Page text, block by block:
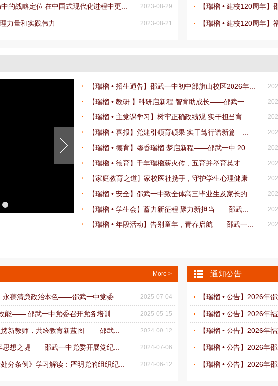
的战略定位 在中国式现代化进程中更... 2023-08-29
力量和实践伟力 2023-08-21
【瑞榴 • 建校120周年
【瑞榴 • 建校120周年
【瑞榴 • 招生通告】邵武一中初中部旗山校区2026年...
【瑞榴 • 教研 】科研启新程 智育助成长——邵武一...
【瑞榴 • 主党课学习】树牢正确政绩观 实干担当育...
【瑞榴 • 喜报】党建引领育硕果 实干笃行谱新篇—...
【瑞榴 • 德育】馨香瑞榴 梦启新程——邵武一中 20...
【瑞榴 • 德育】千年瑞榴薪火传，五育并举育英才—...
【家庭教育之道】家校医社携手，守护学生心理健康
【瑞榴 • 安全】邵武一中致全体高三毕业生及家长的...
【瑞榴 • 学生会】蓄力新征程 聚力新担当——邵武...
【瑞榴 • 年段活动】告别童年，青春启航——邵武一...
More >
永葆清廉政治本色——邵武一中党委... 2025-07-04
能—— 邵武一中党委召开党务培训... 2025-05-15
携新教师，共绘教育新蓝图 ——邵武... 2024-09-12
思想之堤——邵武一中党委开展党纪... 2024-07-06
分条例》学习解读：严明党的组织纪... 2024-06-12
通知公告
【瑞榴 • 公告】2026年
【瑞榴 • 公告】2026年
【瑞榴 • 公告】2026年
【瑞榴 • 公告】2026年
【瑞榴 • 公告】2026年